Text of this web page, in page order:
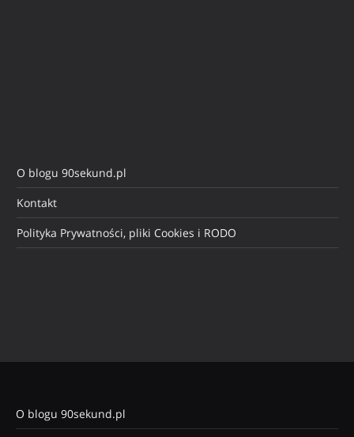
O blogu 90sekund.pl
Kontakt
Polityka Prywatności, pliki Cookies i RODO
O blogu 90sekund.pl